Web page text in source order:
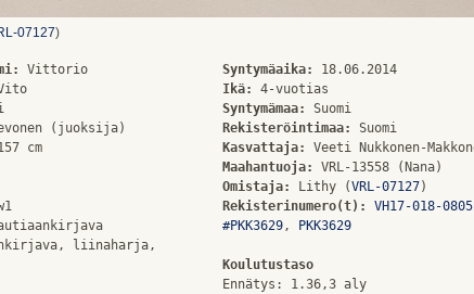
07127)
cm
liinaharja,
Syntymäaika:
Ikä:
Syntymämaa:
Rekisteröintimaa:
Kasvattaja:
Maahantuoja:
Omistaja:
Lithy (VRL-07127
Rekisterinumero(t):
VH17-018-0805
#PKK3629 , PKK3629
Koulutustaso
Ennätys: 1.36,3 aly